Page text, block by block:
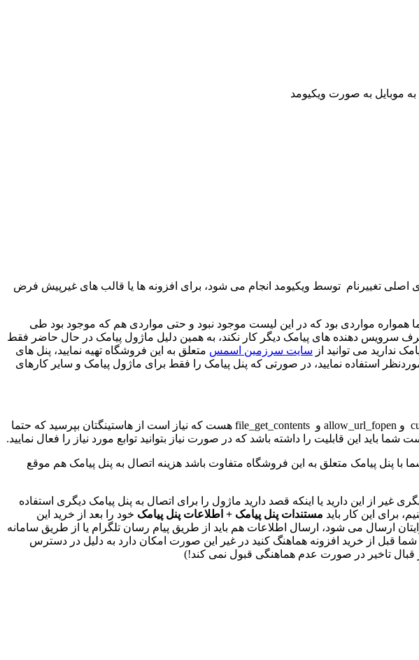
اصلی تغییرنام توسط ویکیومد انجام می شود، برای افزونه ها یا قالب های غیرپیش فرض
از بیش از 1200 سرویس دهنده در 14 گروه پشتیبانی می کرد اما همواره مواردی بود که در این لیست موجود نبود و حتی مواردی هم که موجود بود طی
سرویس دهنده های پیامک دیگر کار نکند، به همین دلیل ماژول پیامک در حال حاضر فقط
ندارید می توانید از سایت سرزمین اسمس متعلق به این فروشگاه تهیه نمایید، پنل های
استفاده نمایید، در صورتی که پنل پیامک را فقط برای ماژول پیامک و سایر کارهای
برای کار کردن این افزونه علاوه بر اینکه باید ویکیومد در فروشگاه شما نصب باشد، نیاز به فعال بودن 3 تابع curl و allow_url_fopen و file_get_contents هست که نیاز است از هاستینگتان بپرسید که حتما
باید این قابلیت را داشته باشد که در صورت نیاز بتوانید توابع مورد نیاز را فعال نمایید.
با پنل پیامک متعلق به این فروشگاه متفاوت باشد هزینه اتصال به پنل پیامک هم موقع
غیر از این دارید یا اینکه قصد دارید ماژول را برای اتصال به پنل پیامک دیگری استفاده
برای این کار باید مستندات پنل پیامک + اطلاعات پنل پیامک خود را بعد از خرید این
کاری بعد از ارسال اطلاعات توسط شما برایتان ارسال می شود، ارسال اطلاعات هم باید از طریق پیام رسان تلگرام یا از طریق سامانه
قبل از خرید افزونه هماهنگ کنید در غیر این صورت امکان دارد به دلیل در دسترس
قبال تاخیر در صورت عدم هماهنگی قبول نمی کند!)